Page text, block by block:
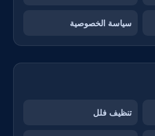
سياسة الخصوصية
تنظيف فلل